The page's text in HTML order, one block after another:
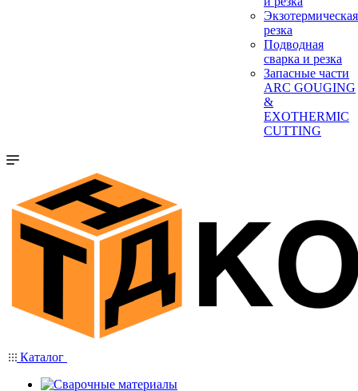
Экзотермическая
резка
Подводная
сварка и резка
Запасные части
ARC GOUGING
&
EXOTHERMIC
CUTTING
Каталог